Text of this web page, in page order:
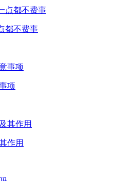
都不费事
项
作用